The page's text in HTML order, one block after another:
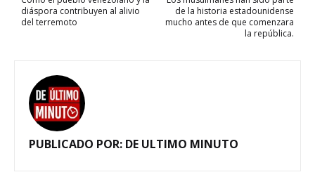
de la historia estadounidense
mucho antes de que comenzara
la república.
diáspora contribuyen al alivio
del terremoto
PUBLICADO POR: DE ULTIMO MINUTO